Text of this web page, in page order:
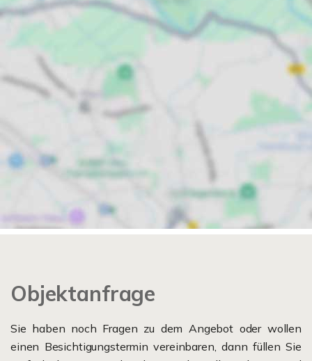
Objektanfrage
Sie haben noch Fragen zu dem Angebot oder wollen
einen Besichtigungstermin vereinbaren, dann füllen Sie